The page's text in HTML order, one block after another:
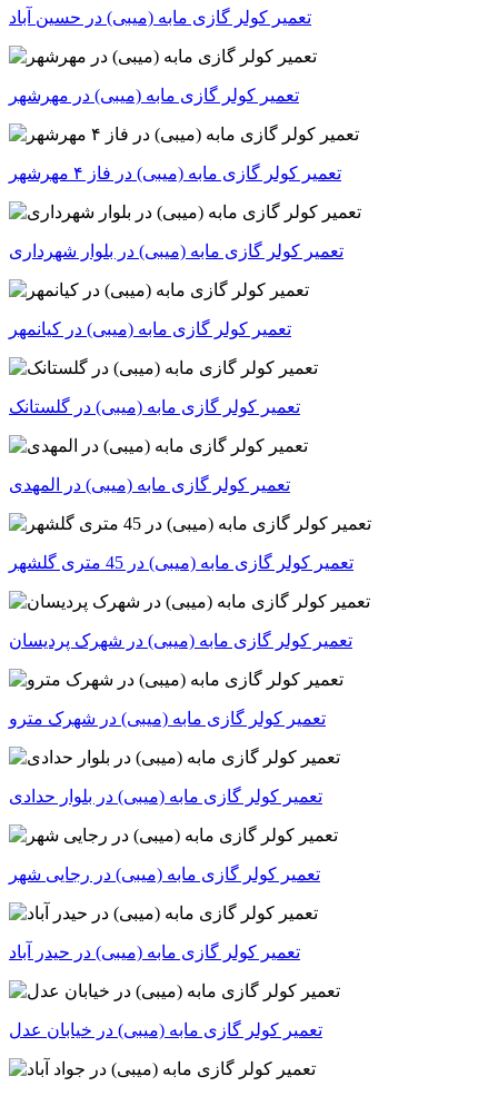
تعمیر کولر گازی مابه (میبی) در حسین آباد
تعمیر کولر گازی مابه (میبی) در مهرشهر
تعمیر کولر گازی مابه (میبی) در فاز ۴ مهرشهر
تعمیر کولر گازی مابه (میبی) در بلوار شهرداری
تعمیر کولر گازی مابه (میبی) در کیانمهر
تعمیر کولر گازی مابه (میبی) در گلستانک
تعمیر کولر گازی مابه (میبی) در المهدی
تعمیر کولر گازی مابه (میبی) در 45 متری گلشهر
تعمیر کولر گازی مابه (میبی) در شهرک پردیسان
تعمیر کولر گازی مابه (میبی) در شهرک مترو
تعمیر کولر گازی مابه (میبی) در بلوار حدادی
تعمیر کولر گازی مابه (میبی) در رجایی شهر
تعمیر کولر گازی مابه (میبی) در حیدر آباد
تعمیر کولر گازی مابه (میبی) در خیابان عدل